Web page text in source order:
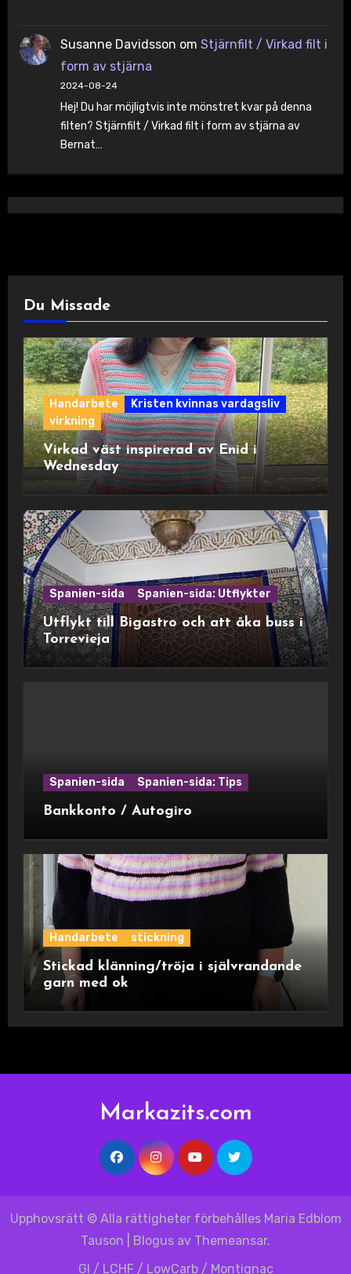
Susanne Davidsson om Stjärnfilt / Virkad filt i
form av stjärna
2024-08-24
Hej! Du har möjligtvis inte mönstret kvar på denna
filten? Stjärnfilt / Virkad filt i form av stjärna av
Bernat…
Du Missade
Handarbete
Kristen kvinnas vardagsliv
virkning
Virkad väst inspirerad av Enid i
Wednesday
Spanien-sida Spanien-sida: Utflykter
Utflykt till Bigastro och att åka buss i
Torrevieja
Spanien-sida Spanien-sida: Tips
Bankkonto / Autogiro
Handarbete stickning
Stickad klänning/tröja i självrandande
garn med ok
Markazits.com
Upphovsrätt © Alla rättigheter förbehålles Maria Edblom
Tauson
Blogus av Themeansar.
GI / LCHF / LowCarb / Montignac